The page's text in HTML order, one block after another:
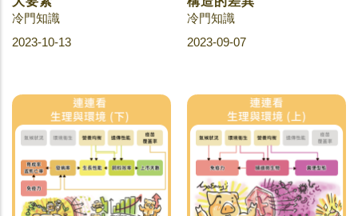
冷門知識
2023-10-13
冷門知識
2023-09-07